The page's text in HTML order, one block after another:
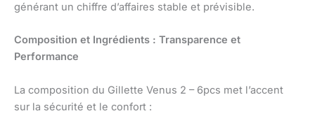
générant un chiffre d’affaires stable et prévisible.
Composition et Ingrédients : Transparence et
Performance
La composition du Gillette Venus 2 – 6pcs met l’accent
sur la sécurité et le confort :